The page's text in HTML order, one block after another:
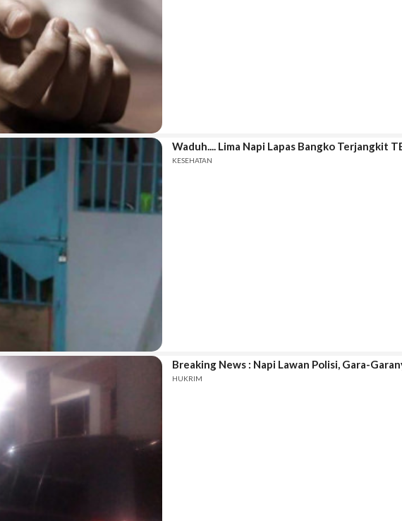
Waduh.... Lima Napi Lapas Bangko Terjangkit
KESEHATAN
Breaking News : Napi Lawan Polisi, Gara-
HUKRIM